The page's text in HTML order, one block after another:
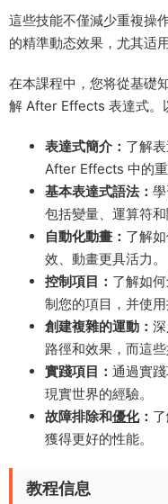
這些技能不僅減少重複操
的精準動态效果，尤其适
在本課程中，您将從基礎
解 After Effects 表達式。
表達式簡介： 了解
After Effects 中的重
基本表達式語法：
包括變量、運算符和
自動化動畫： 了解
效、動畫更具活力。
控制項目： 了解如
制您的項目，并使
創建複雜的運動：
路徑和效果，而這
實踐項目： 通過實
現實世界的經驗。
故障排除和優化：
獲得更好的性能。
教程信息